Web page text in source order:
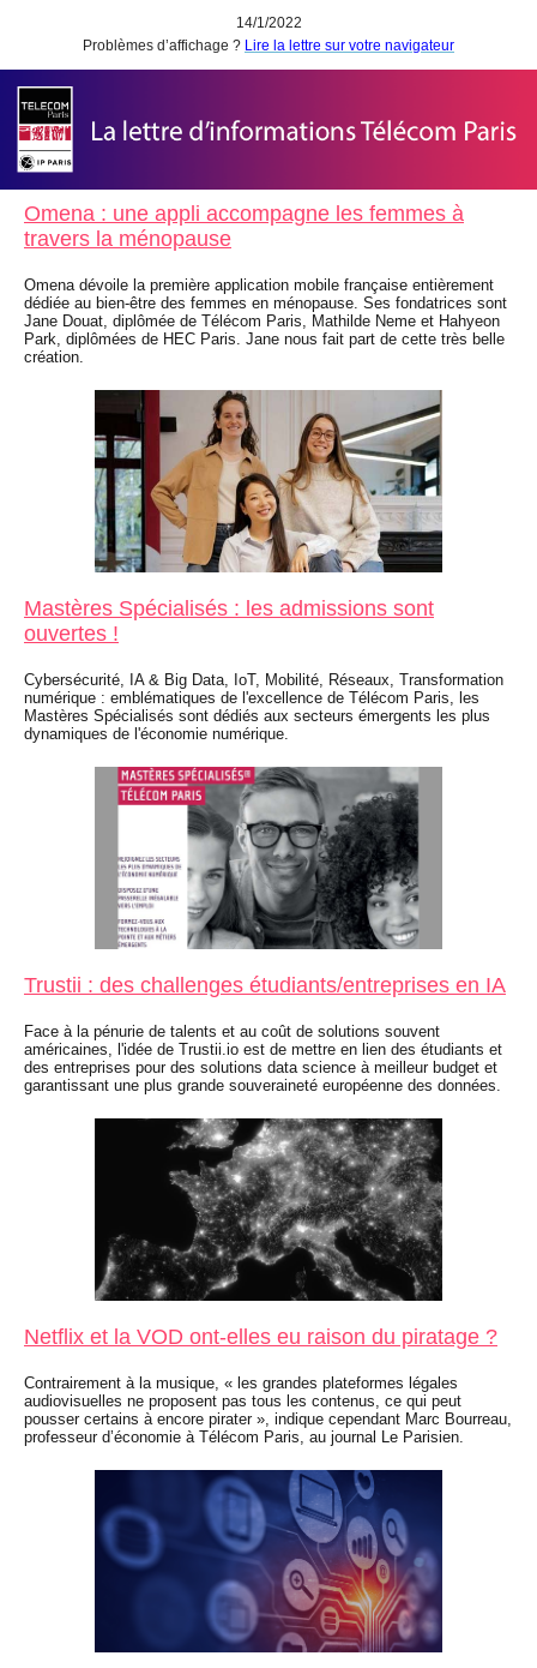
14/1/2022
Problèmes d’affichage ? Lire la lettre sur votre navigateur
Omena : une appli accompagne les femmes à
travers la ménopause
Omena dévoile la première application mobile française entièrement
dédiée au bien-être des femmes en ménopause. Ses fondatrices sont
Jane Douat, diplômée de Télécom Paris, Mathilde Neme et Hahyeon
Park, diplômées de HEC Paris. Jane nous fait part de cette très belle
création.
Mastères Spécialisés : les admissions sont
ouvertes !
Cybersécurité, IA & Big Data, IoT, Mobilité, Réseaux, Transformation
numérique : emblématiques de l'excellence de Télécom Paris, les
Mastères Spécialisés sont dédiés aux secteurs émergents les plus
dynamiques de l'économie numérique.
Trustii : des challenges étudiants/entreprises en IA
Face à la pénurie de talents et au coût de solutions souvent
américaines, l'idée de Trustii.io est de mettre en lien des étudiants et
des entreprises pour des solutions data science à meilleur budget et
garantissant une plus grande souveraineté européenne des données.
Netflix et la VOD ont-elles eu raison du piratage ?
Contrairement à la musique, « les grandes plateformes légales
audiovisuelles ne proposent pas tous les contenus, ce qui peut
pousser certains à encore pirater », indique cependant Marc Bourreau,
professeur d’économie à Télécom Paris, au journal Le Parisien.